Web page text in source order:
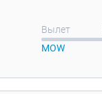
Вылет
MOW